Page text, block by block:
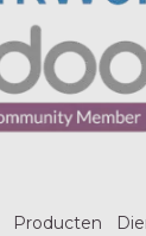
Producten